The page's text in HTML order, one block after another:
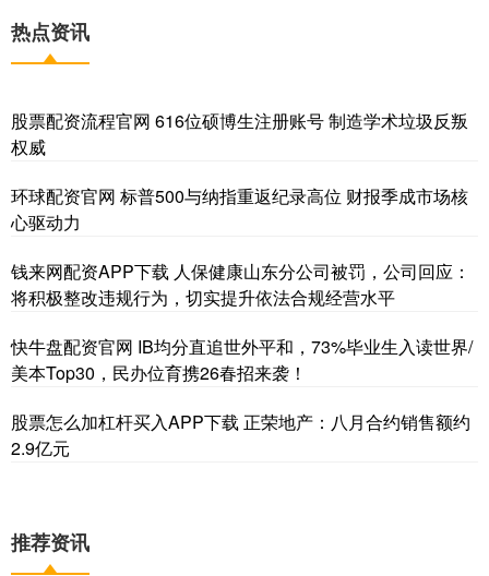
热点资讯
股票配资流程官网 616位硕博生注册账号 制造学术垃圾反叛
权威
环球配资官网 标普500与纳指重返纪录高位 财报季成市场核
心驱动力
钱来网配资APP下载 人保健康山东分公司被罚，公司回应：
将积极整改违规行为，切实提升依法合规经营水平
快牛盘配资官网 IB均分直追世外平和，73%毕业生入读世界/
美本Top30，民办位育携26春招来袭！
股票怎么加杠杆买入APP下载 正荣地产：八月合约销售额约
2.9亿元
推荐资讯